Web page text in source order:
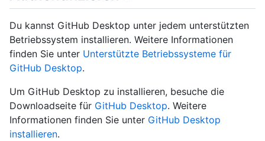
Du kannst GitHub Desktop unter jedem unterstützten
Betriebssystem installieren. Weitere Informationen
finden Sie unter Unterstützte Betriebssysteme für
GitHub Desktop.
Um GitHub Desktop zu installieren, besuche die
Downloadseite für GitHub Desktop. Weitere
Informationen finden Sie unter GitHub Desktop
installieren.